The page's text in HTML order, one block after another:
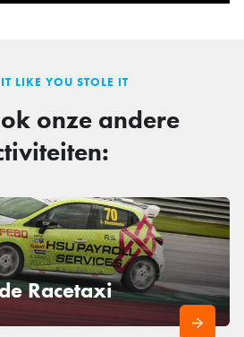
LIKE YOU STOLE IT
onze andere
Racetaxi